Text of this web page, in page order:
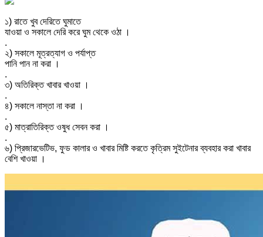
১) রাতে খুব দেরিতে ঘুমাতে
যাওয়া ও সকালে দেরি করে ঘুম থেকে ওঠা ।
.
২) সকালে মূত্রত্যাগ ও পর্যাপ্ত
পানি পান না করা ।
.
৩) অতিরিক্ত খাবার খাওয়া ।
.
৪) সকালে নাস্তা না করা ।
.
৫) মাত্রাতিরিক্ত ওষুধ সেবন করা ।
.
৬) প্রিজারভেটিভ, ফুড কালার ও খাবার মিষ্টি করতে কৃত্রিম সুইটেনার ব্যবহার করা খাবার
বেশি খাওয়া ।